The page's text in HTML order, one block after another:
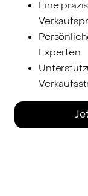
Eine
Experten
um alle